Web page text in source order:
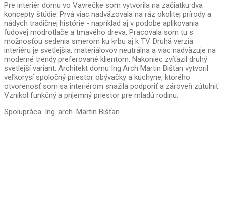
Pre interiér domu vo Vavrečke som vytvorila na začiatku dva
koncepty štúdie. Prvá viac nadväzovala na ráz okolitej prírody a
nádych tradičnej histórie - napríklad aj v podobe aplikovania
ľudovej modrotlače a tmavého dreva. Pracovala som tu s
možnosťou sedenia smerom ku krbu aj k TV. Druhá verzia
interiéru je svetlejšia, materiálovov neutrálna a viac nadväzuje na
moderné trendy preferované klientom. Nakoniec zvíťazil druhý
svetlejší variant. Architekt domu Ing.Arch Martin Bišťan vytvoril
veľkorysí spoločný priestor obývačky a kuchyne, ktorého
otvorenosť som sa interiérom snažila podporiť a zároveň zútulniť.
Vznikol funkčný a príjemný priestor pre mladú rodinu.
Spolupráca: Ing. arch. Martin Bišťan